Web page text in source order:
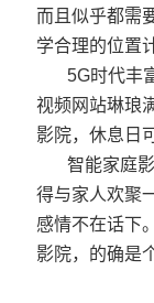
而且似乎都需
学合理的位置
5G时代丰
视频网站琳琅
影院，休息日
智能家庭
得与家人欢聚
感情不在话下
影院，的确是